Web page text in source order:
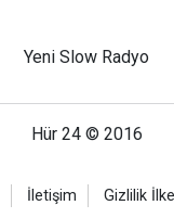
Yeni Slow Radyo
Hür 24 © 2016
İletişim Gizlilik